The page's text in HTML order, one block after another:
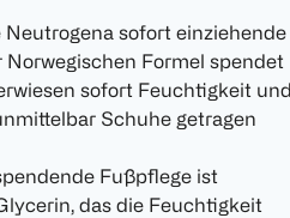
sofort einziehende
Formel spendet
sofort Feuchtigkeit
Schuhe getragen
Fußpflege ist
das die Feuchtigkeit